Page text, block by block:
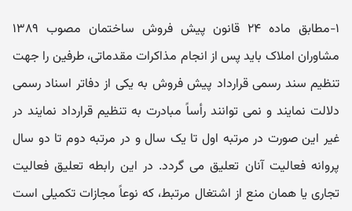
۱-مطابق ماده ۲۴ قانون پیش فروش ساختمان مصوب ۱۳۸۹
مشاوران املاک باید پس از انجام مذاکرات مقدماتی، طرفین را جهت
تنظیم سند رسمی قرارداد پیش فروش به یکی از دفاتر اسناد رسمی
دلالت نمایند و نمی توانند رأساً مبادرت به تنظیم قرارداد نمایند در
غیر این صورت در مرتبه اول تا یک سال و در مرتبه دوم تا دو سال
پروانه فعالیت آنان تعلیق می گردد. در این رابطه تعلیق فعالیت
تجاری یا همان منع از اشتغال مرتبط، که نوعاً مجازات تکمیلی است